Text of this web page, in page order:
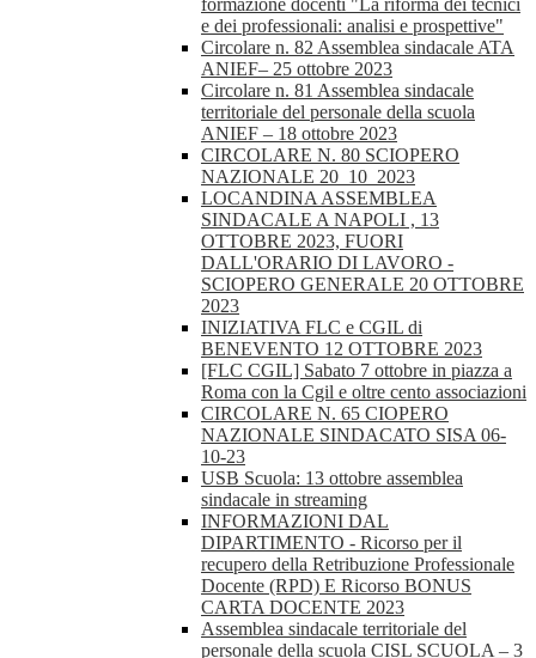
formazione docenti "La riforma dei tecnici
e dei professionali: analisi e prospettive"
Circolare n. 82 Assemblea sindacale ATA
ANIEF– 25 ottobre 2023
Circolare n. 81 Assemblea sindacale
territoriale del personale della scuola
ANIEF – 18 ottobre 2023
CIRCOLARE N. 80 SCIOPERO
NAZIONALE 20_10_2023
LOCANDINA ASSEMBLEA
SINDACALE A NAPOLI , 13
OTTOBRE 2023, FUORI
DALL'ORARIO DI LAVORO -
SCIOPERO GENERALE 20 OTTOBRE
2023
INIZIATIVA FLC e CGIL di
BENEVENTO 12 OTTOBRE 2023
[FLC CGIL] Sabato 7 ottobre in piazza a
Roma con la Cgil e oltre cento associazioni
CIRCOLARE N. 65 CIOPERO
NAZIONALE SINDACATO SISA 06-
10-23
USB Scuola: 13 ottobre assemblea
sindacale in streaming
INFORMAZIONI DAL
DIPARTIMENTO - Ricorso per il
recupero della Retribuzione Professionale
Docente (RPD) E Ricorso BONUS
CARTA DOCENTE 2023
Assemblea sindacale territoriale del
personale della scuola CISL SCUOLA – 3